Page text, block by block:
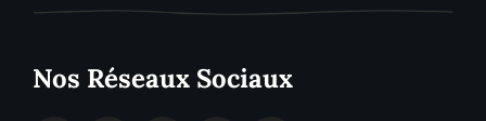
Nos Réseaux Sociaux